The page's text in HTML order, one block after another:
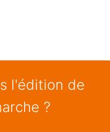
l'édition de
?